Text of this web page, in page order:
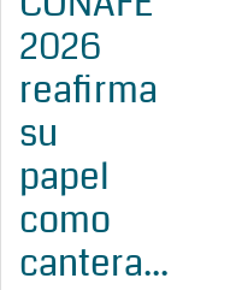
2026
reafirma
su
papel
como
cantera...